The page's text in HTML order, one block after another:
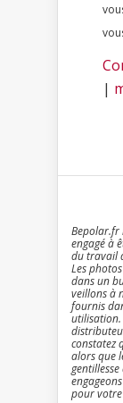
|
Bepolar.fr
engagé à
du travail
Les
dans un
veillons à
fournis
utilisation.
constatez
alors que
pour